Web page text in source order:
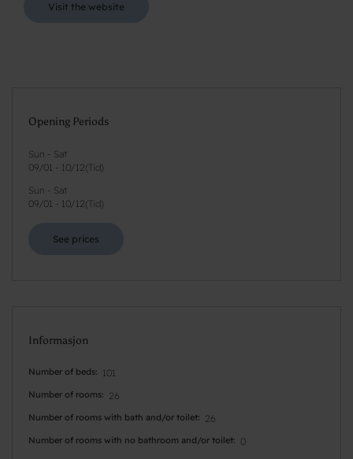
Visit the website
Opening Periods
Sun - Sat
09/01 - 10/12( Tid)
Sun - Sat
09/01 - 10/12( Tid)
See prices
Informasjon
Number of beds 101
Number of rooms 26
Number of rooms with bath and/or toilet 26
Number of rooms with no bathroom and/or toilet 0